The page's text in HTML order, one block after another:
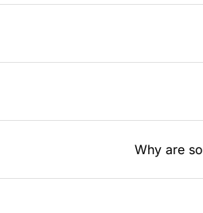
Why are